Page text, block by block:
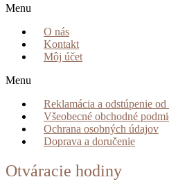
Menu
O nás
Kontakt
Môj účet
Menu
Reklamácia a odstúpenie
Všeobecné obchodné
Ochrana osobných údajov
Doprava a doručenie
Otváracie hodiny